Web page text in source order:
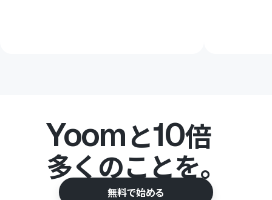
Yoomと10倍
多くのことを。
無料で始める